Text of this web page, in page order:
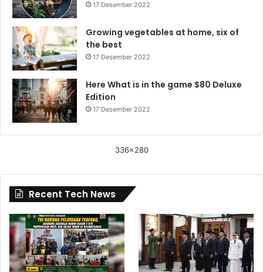
17 Desember 2022
Growing vegetables at home, six of
the best
17 Desember 2022
Here What is in the game $80 Deluxe
Edition
17 Desember 2022
336x280
Recent Tech News